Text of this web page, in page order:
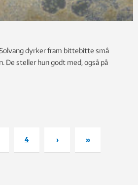
dyrker fram bittebitte små
De steller hun godt med, også på
4 › »